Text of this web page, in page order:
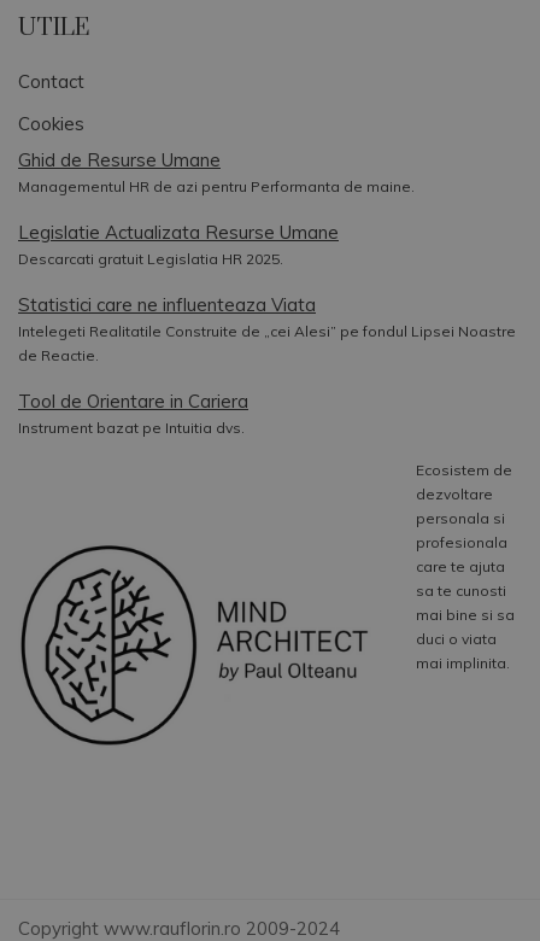
UTILE
Contact
Cookies
Ghid de Resurse Umane
Managementul HR de azi pentru Performanta de maine.
Legislatie Actualizata Resurse Umane
Descarcati gratuit Legislatia HR 2025.
Statistici care ne influenteaza Viata
Intelegeti Realitatile Construite de „cei Alesi” pe fondul Lipsei Noastre
de Reactie.
Tool de Orientare in Cariera
Instrument bazat pe Intuitia dvs.
Ecosistem de
dezvoltare
personala si
profesionala
care te ajuta
sa te cunosti
mai bine si sa
duci o viata
mai implinita.
Copyright www.rauflorin.ro 2009-2024